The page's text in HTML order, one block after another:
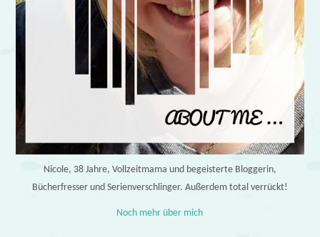
Nicole, 38 Jahre, Vollzeitmama und begeisterte Bloggerin,
Bücherfresser und Serienverschlinger. Außerdem total verrückt!
Noch mehr über mich